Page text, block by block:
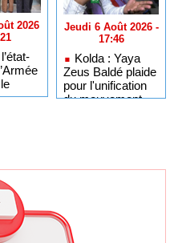
2026
Jeudi 6 Août 2026 -
17:46
Kolda : Yaya
Zeus Baldé plaide
pour l'unification
du mouvement